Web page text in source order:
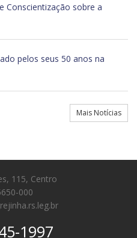
Conscientização sobre a
pelos seus 50 anos na
Mais Notícias
115, Centro
000
1997